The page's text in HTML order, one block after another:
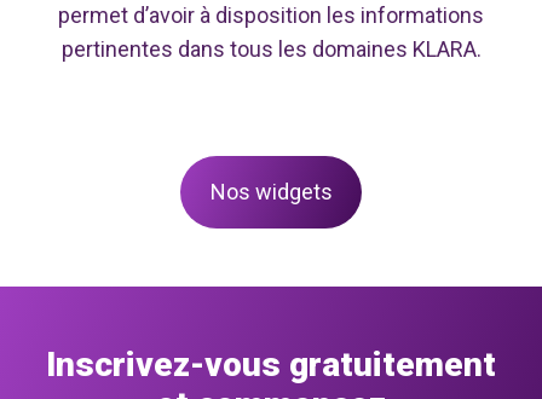
permet d’avoir à disposition les informations
pertinentes dans tous les domaines KLARA.
Nos widgets
Inscrivez-vous gratuitement